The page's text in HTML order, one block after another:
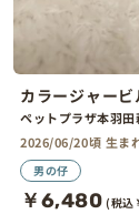
カラージャー
ペットプラザ本羽田
2026/06/20頃 生ま
男の仔
￥6,480 (税込